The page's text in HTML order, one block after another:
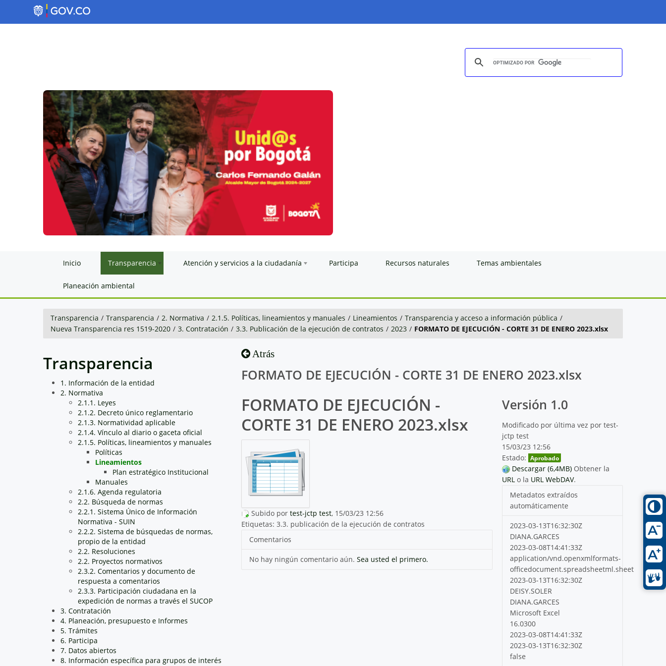
Inicio Transparencia Atención y servicios a la ciudadanía Participa Recursos naturales Temas ambientales
Planeación ambiental
Transparencia / Transparencia / 2. Normativa / 2.1.5. Políticas, lineamientos y manuales / Lineamientos / Transparencia y acceso a información pública /
Nueva Transparencia res 1519-2020 / 3. Contratación / 3.3. Publicación de la ejecución de contratos / 2023 / FORMATO DE EJECUCIÓN - CORTE 31 DE ENERO 2023.xlsx
Transparencia
1. Información de la entidad
2. Normativa
2.1.1. Leyes
2.1.2. Decreto único reglamentario
2.1.3. Normatividad aplicable
2.1.4. Vínculo al diario o gaceta oficial
2.1.5. Políticas, lineamientos y manuales
Políticas
Lineamientos
Plan estratégico Institucional
Manuales
2.1.6. Agenda regulatoria
2.2. Búsqueda de normas
2.2.1. Sistema Único de Información
Normativa - SUIN
2.2.2. Sistema de búsquedas de normas,
propio de la entidad
2.2. Resoluciones
2.2. Proyectos normativos
2.3.2. Comentarios y documento de
respuesta a comentarios
2.3.3. Participación ciudadana en la
expedición de normas a través el SUCOP
3. Contratación
4. Planeación, presupuesto e Informes
5. Trámites
6. Participa
7. Datos abiertos
8. Información específica para grupos de interés
Atrás
FORMATO DE EJECUCIÓN - CORTE 31 DE ENERO 2023.xlsx
FORMATO DE EJECUCIÓN -
CORTE 31 DE ENERO 2023.xlsx
Subido por test-jctp test, 15/03/23 12:56
Etiquetas: 3.3. publicación de la ejecución de contratos
Comentarios
No hay ningún comentario aún. Sea usted el primero.
Versión 1.0
Modificado por última vez por test-
jctp test
15/03/23 12:56
Estado: Aprobado
Descargar (6,4MB) Obtener la
URL o la URL WebDAV.
Metadatos extraídos
automáticamente
2023-03-13T16:32:30Z
DIANA.GARCES
2023-03-08T14:41:33Z
application/vnd.openxmlformats-
officedocument.spreadsheetml.sheet
2023-03-13T16:32:30Z
DEISY.SOLER
DIANA.GARCES
Microsoft Excel
16.0300
2023-03-08T14:41:33Z
2023-03-13T16:32:30Z
false